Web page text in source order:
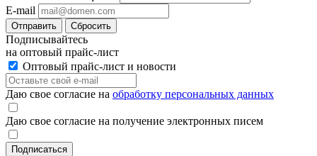
E-mail
Отправить Сбросить
Подписывайтесь
на оптовый прайс-лист
Оптовый прайс-лист и новости
Даю свое согласие на обработку персональных данных
Даю свое согласие на получение электронных писем